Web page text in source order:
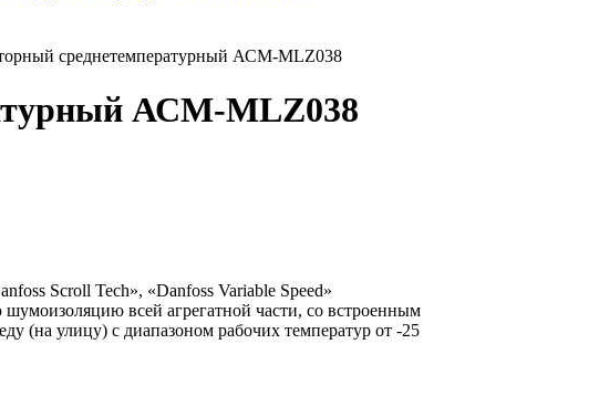
АСМ-MLZ038
Scroll Tech», «Danfoss Variable Speed»
всей агрегатной части, со встроенным
(на улицу) с диапазоном рабочих температур от -25